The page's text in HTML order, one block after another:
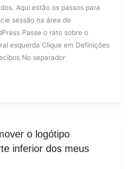
Aqui estão os passos para
sessão na área de
Passe o rato sobre o
esquerda Clique em Definições
No separador
o logótipo
inferior dos meus